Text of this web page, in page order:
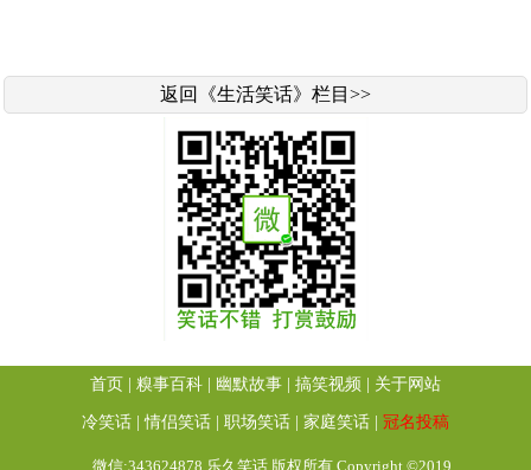
返回《生活笑话》栏目>>
首页 糗事百科 幽默故事 搞笑视频 关于网站
冷笑话 |情侣笑话 职场笑话 家庭笑话 冠名投稿
微信:343624878 乐久笑话 版权所有 Copyright ©2019